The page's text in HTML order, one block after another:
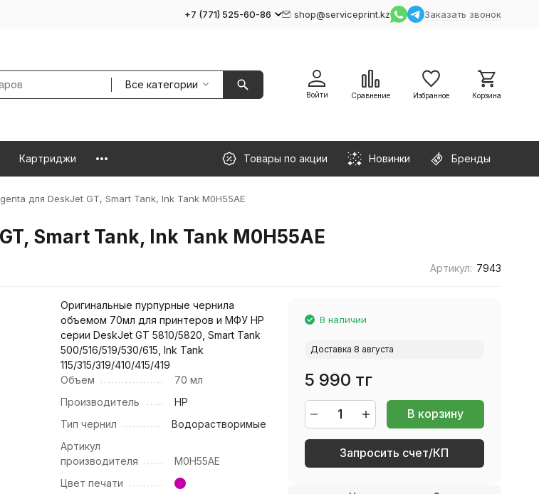
+7 (771) 525-60-86 shop@serviceprint.kz Заказать звонок
Все категории
Войти Сравнение Избранное Корзина
Картриджи Товары по акции Новинки Бренды
для DeskJet GT, Smart Tank, Ink Tank M0H55AE
Smart Tank, Ink Tank M0H55AE
Артикул: 7943
Оригинальные пурпурные чернила
объемом 70мл для принтеров и МФУ HP
серии DeskJet GT 5810/5820, Smart Tank
500/516/519/530/615, Ink Tank
115/315/319/410/415/419
Объем
70 мл
Производитель
HP
Тип чернил
Водорастворимые
Артикул
производителя
M0H55AE
Цвет печати
В наличии
Доставка 8 августа
5 990 тг
В корзину
Запросить счет/КП